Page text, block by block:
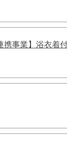
携事業】浴衣着